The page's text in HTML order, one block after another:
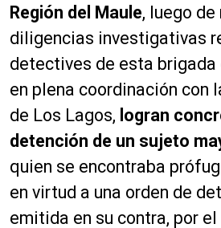
Región del Maule, luego
diligencias investigativas
detectives de esta
en plena coordinación con
de Los Lagos, logran
detención de un sujeto
quien se encontraba
en virtud a una orden de
emitida en su contra, por el